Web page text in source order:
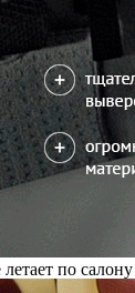
по салону